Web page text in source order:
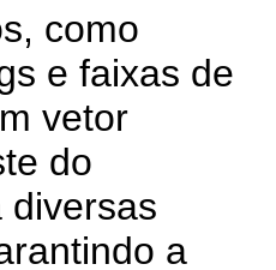
como
e faixas de
vetor
do
diversas
a